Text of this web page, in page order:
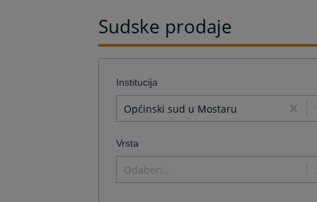
Sudske prodaje
Institucija
Općinski sud u Mostaru
Vrsta
Odaberi...